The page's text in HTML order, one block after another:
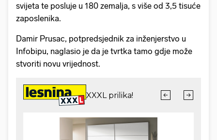
svijeta te posluje u 180 zemalja, s više od 3,5 tisuće
zaposlenika.
Damir Prusac, potpredsjednik za inženjerstvo u
Infobipu, naglasio je da je tvrtka tamo gdje može
stvoriti novu vrijednost.